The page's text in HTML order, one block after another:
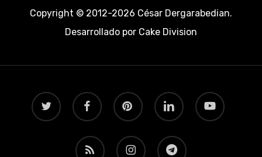
Copyright © 2012-2026 César Dergarabedian.
Desarrollado porCake Division
twitter facebook pinterest linkedin youtube
RSS instagram telegram